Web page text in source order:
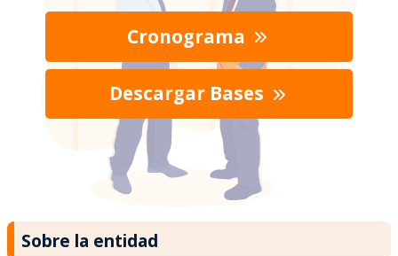
Cronograma
Descargar Bases
Sobre la entidad